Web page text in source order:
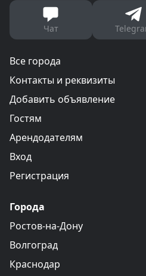
Чат
Все города
Контакты и реквизиты
Добавить объявление
Гостям
Арендодателям
Вход
Регистрация
Города
Ростов-на-Дону
Волгоград
Краснодар